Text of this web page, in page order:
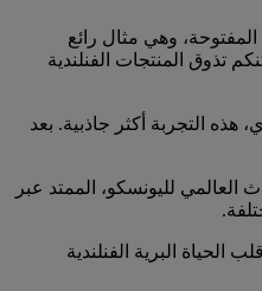
وهي مثال رائع
تذوق المنتجات الفنلندية
التجربة أكثر جاذبية. بعد
لليونسكو، الممتد عبر
البرية الفنلندية